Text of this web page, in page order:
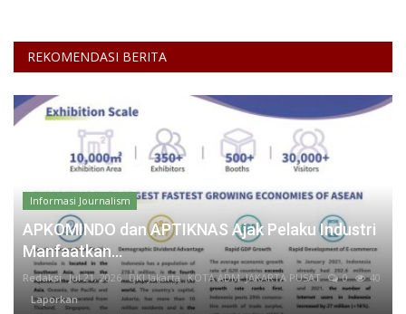
REKOMENDASI BERITA
Informasi Journalism
APKOMINDO dan APTIKNAS Ajak Pelaku Industri
Manfaatkan...
Redaksi Jul 21, 2026 DKI Jakarta KOTA ADM. JAKARTA PUSAT 0
40
Laporkan